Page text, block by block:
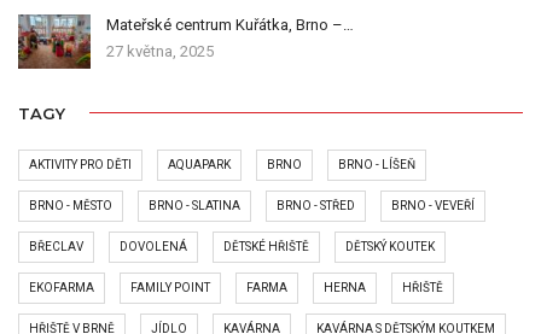
Mateřské centrum Kuřátka, Brno –…
27 května, 2025
TAGY
AKTIVITY PRO DĚTI AQUAPARK BRNO BRNO - LÍŠEŇ
BRNO - MĚSTO BRNO - SLATINA BRNO - STŘED BRNO - VEVEŘÍ
BŘECLAV DOVOLENÁ DĚTSKÉ HŘIŠTĚ DĚTSKÝ KOUTEK
EKOFARMA FAMILY POINT FARMA HERNA HŘIŠTĚ
HŘIŠTĚ V BRNĚ JÍDLO KAVÁRNA KAVÁRNA S DĚTSKÝM KOUTKEM